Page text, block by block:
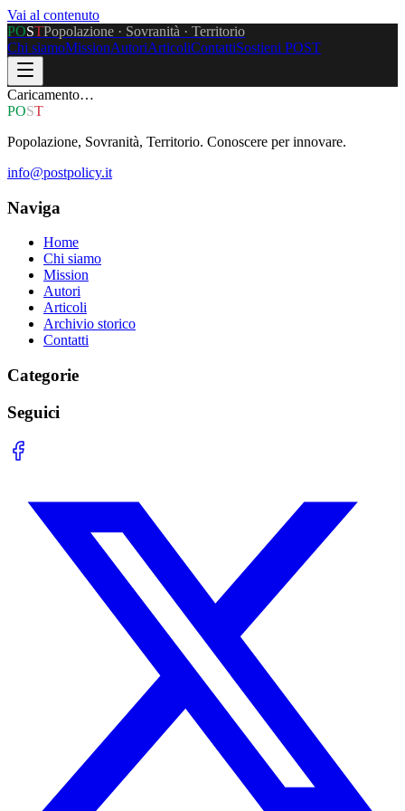
Vai al contenuto
POSTPopolazione · Sovranità · Territorio
Chi siamoMissionAutoriArticoliContattiSostieni POST
Caricamento…
POST
Popolazione, Sovranità, Territorio. Conoscere per innovare.
info@postpolicy.it
Naviga
Home
Chi siamo
Mission
Autori
Articoli
Archivio storico
Contatti
Categorie
Seguici